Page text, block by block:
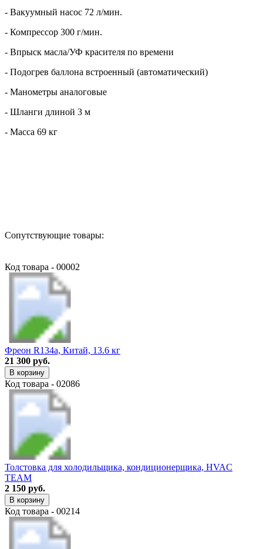
- Вакуумный насос 72 л/мин.
- Компрессор 300 г/мин.
- Впрыск масла/УФ красителя по времени
- Подогрев баллона встроенный (автоматический)
- Манометры аналоговые
- Шланги длиной 3 м
- Масса 69 кг
Сопутствующие товары:
Код товара - 00002
Фреон R134a, Китай, 13.6 кг
21 300 руб.
В корзину
Код товара - 02086
Толстовка для холодильщика, кондиционерщика, HVAC
TEAM
2 150 руб.
В корзину
Код товара - 00214